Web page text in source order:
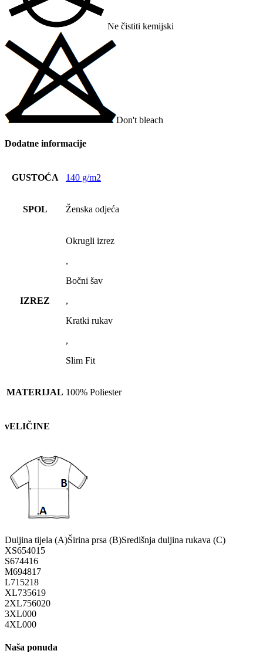
Ne čistiti kemijski
Don't bleach
Dodatne informacije
GUSTOĆA 140 g/m2
SPOL Ženska odjeća
IZREZ
Okrugli izrez
,
Bočni šav
,
Kratki rukav
,
Slim Fit
MATERIJAL 100% Poliester
vELIČINE
Duljina tijela (A)Širina prsa (B)Središnja duljina rukava (C)
XS654015
S674416
M694817
L71 5218
XL735619
2XL756020
3XL000
4XL000
Naša ponuda